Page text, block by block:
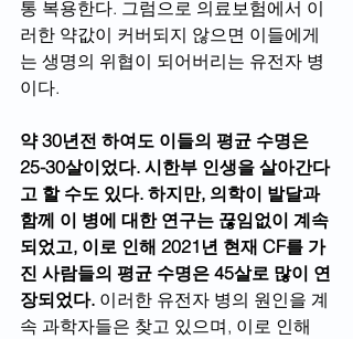
통 복용한다. 그럼으로 의료보험에서 이
러한 약값이 커버되지 않으면 이들에게
는 생명의 위협이 되어버리는 유전자 병
이다.
약 30년전 하여도 이들의 평균 수명은
25-30살이었다. 시한부 인생을 살아간다
고 할 수도 있다. 하지만, 의학이 발달과
함께 이 병에 대한 연구는 끊임없이 계속
되었고, 이로 인해 2021년 현재 CF를 가
진 사람들의 평균 수명은 45살로 많이 연
장되었다. 이러한 유전자 병의 원인을 계
속 과학자들은 찾고 있으며, 이로 인해